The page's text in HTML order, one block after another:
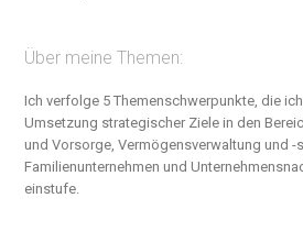
Über meine Themen:
Ich verfolge 5 Themenschwerpunkte, die
Umsetzung strategischer Ziele in den
und Vorsorge, Vermögensverwaltung und -
Familienunternehmen und
einstufe.